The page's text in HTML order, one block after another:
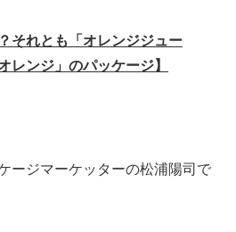
それとも「オレンジジュー
レンジ」のパッケージ】
ージマーケッターの松浦陽司で